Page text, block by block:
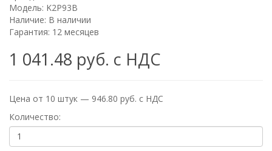
Модель: K2P93B
Наличие: В наличии
Гарантия: 12 месяцев
1 041.48 руб. с НДС
Цена от 10 штук — 946.80 руб. с НДС
Количество: